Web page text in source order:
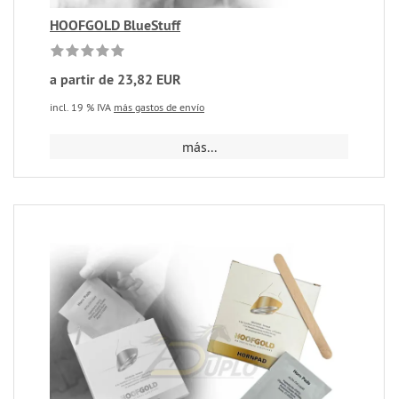
HOOFGOLD BlueStuff
a partir de 23,82 EUR
incl. 19 % IVA más gastos de envío
más...